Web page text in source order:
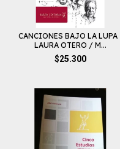
CANCIONES BAJO LA LUPA
LAURA OTERO / M...
$25.300